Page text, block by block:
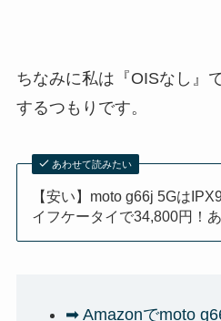
ちなみに私は『OISなし』
するつもりです。
あわせて読みたい
【安い】moto g66j 5Gは
イフケータイで34,800円！
➡ Amazonでmoto